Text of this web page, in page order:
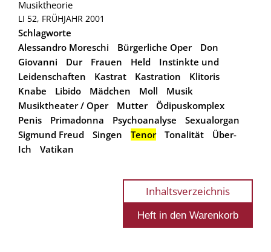
Musiktheorie
LI 52, FRÜHJAHR 2001
Schlagworte
Alessandro Moreschi
Bürgerliche Oper
Don
Giovanni
Dur Frauen Held
Instinkte und
Leidenschaften
Kastrat Kastration
Klitoris
Knabe
Libido Mädchen Moll
Musik
Musiktheater / Oper
Mutter
Ödipuskomplex
Penis
Primadonna Psychoanalyse
Sexualorgan
Sigmund Freud
Singen Tenor Tonalität
Über-
Ich
Vatikan
Inhaltsverzeichnis